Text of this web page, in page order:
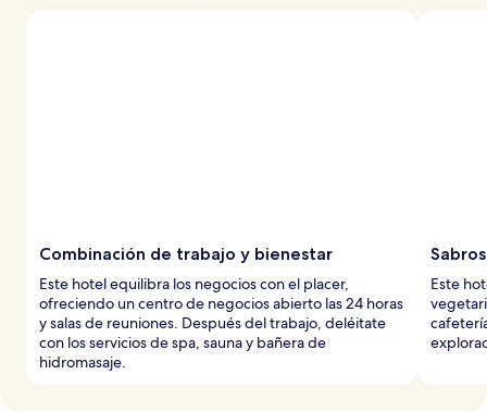
Combinación de trabajo y bienestar
Este hotel equilibra los negocios con el placer,
ofreciendo un centro de negocios abierto las 24 horas
y salas de reuniones. Después del trabajo, deléitate
con los servicios de spa, sauna y bañera de
hidromasaje.
Este